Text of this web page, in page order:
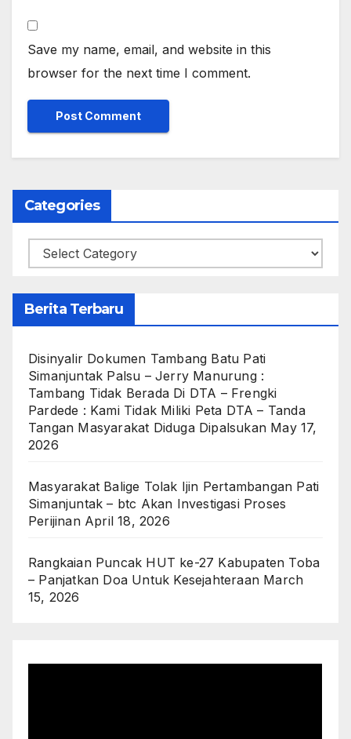
Save my name, email, and website in this
browser for the next time I comment.
Categories
Categories
Berita Terbaru
Disinyalir Dokumen Tambang Batu Pati
Simanjuntak Palsu – Jerry Manurung :
Tambang Tidak Berada Di DTA – Frengki
Pardede : Kami Tidak Miliki Peta DTA – Tanda
Tangan Masyarakat Diduga Dipalsukan May 17,
2026
Masyarakat Balige Tolak Ijin Pertambangan Pati
Simanjuntak – btc Akan Investigasi Proses
Perijinan April 18, 2026
Rangkaian Puncak HUT ke-27 Kabupaten Toba
– Panjatkan Doa Untuk Kesejahteraan March
15, 2026